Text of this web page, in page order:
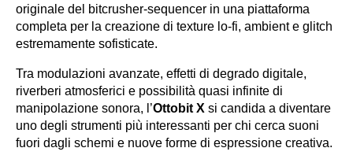
originale del bitcrusher-sequencer in una piattaforma
completa per la creazione di texture lo-fi, ambient e glitch
estremamente sofisticate.
Tra modulazioni avanzate, effetti di degrado digitale,
riverberi atmosferici e possibilità quasi infinite di
manipolazione sonora, l’Ottobit X si candida a diventare
uno degli strumenti più interessanti per chi cerca suoni
fuori dagli schemi e nuove forme di espressione creativa.